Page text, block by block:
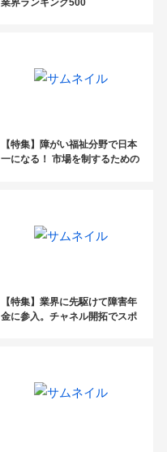
業界ランキング500
【特集】障がい福祉分野で日本
一になる！ 市場を制するための
【特集】業界に先駆けて障害年
金に参入。チャネル開拓でスポ